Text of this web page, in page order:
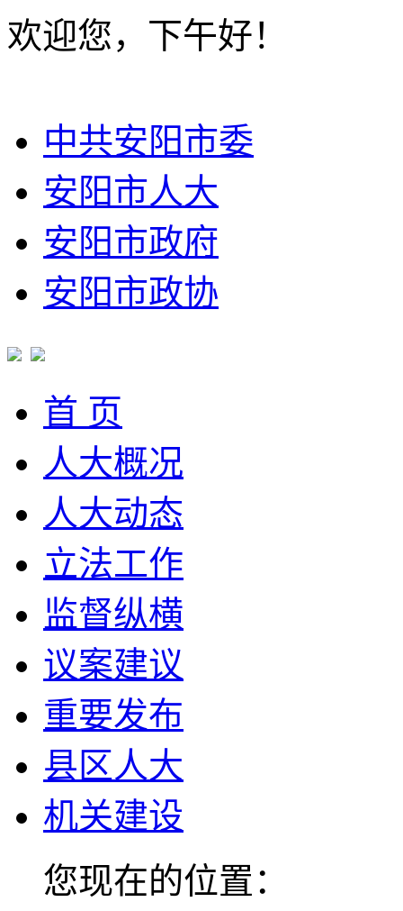
欢迎您，下午好！
中共安阳市委
安阳市人大
安阳市政府
安阳市政协
首 页
人大概况
人大动态
立法工作
监督纵横
议案建议
重要发布
县区人大
机关建设
您现在的位置：